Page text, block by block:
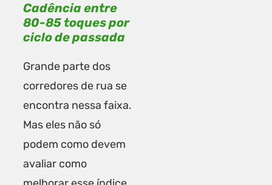
Cadência entre
80-85 toques por
ciclo de passada
Grande parte dos
corredores de rua se
encontra nessa faixa.
Mas eles não só
podem como devem
avaliar como